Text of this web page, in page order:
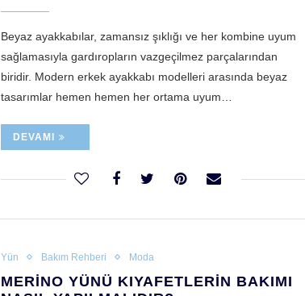
Beyaz ayakkabılar, zamansız şıklığı ve her kombine uyum
sağlamasıyla gardıropların vazgeçilmez parçalarından
biridir. Modern erkek ayakkabı modelleri arasında beyaz
tasarımlar hemen hemen her ortama uyum…
DEVAMI
Yün Bakım Rehberi Moda
MERINO YÜNÜ KIYAFETLERIN BAKIMI